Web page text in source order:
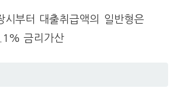
부터 대출취급액의 일반형은
금리가산